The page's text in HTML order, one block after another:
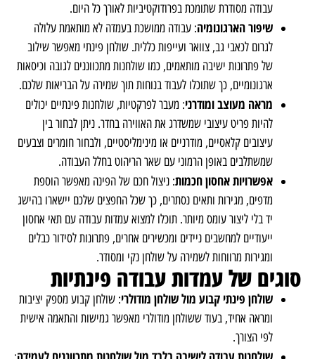
עבודה מסודרת שתומכת בפרודוקטיביות לאורך כל היום.
שיפור הארגונומיה: עבודה ממושכת בעמדה לא מותאמת עלולה
לגרום לכאבי גב, צוואר ועייפות כללית. שולחן פינתי מאפשר שילוב
של פתרונות ישיבה מותאמים, כמו שולחנות מתכווננים לגובה וכיסאות
ארגונומיים, כך שתוכלו לעבוד בנוחות תוך שמירה על הבריאות שלכם.
מראה מעוצב ומודרני: מעבר לפרקטיות, שולחנות פינתיים יכולים
להיות פריט עיצובי שמשדרג את האווירה בחדר. ניתן לבחור בין
עיצובים קלאסיים, מודרניים או מינימליסטיים, ולבחור חומרים וצבעים
שמשתלבים באופן הרמוני עם שאר הריהוט בחלל העבודה.
אפשרויות אחסון חכמות: ניצול חכם של הפינה מאפשר הוספת
מדפים, מגירות ותאים נסתרים, כך שכל החפצים שלכם יישארו בהישג
יד בלי ליצור עומס מיותר. תוכלו למצוא עמדות עבודה עם תאי אחסון
ייעודיים למחשבים ניידים ומכשירים אחרים, פתרונות לסידור כבלים
ומגירות מרווחות לשמירה על שולחן נקי ומסודר.
סוגים של עמדות עבודה פינתיות
שולחן פינתי קבוע מול שולחן מודולרי: שולחן קבוע מספק יציבות
ומראה אחיד, בעוד ששולחן מודולרי מאפשר גמישות והתאמה אישית
לפי הצורך.